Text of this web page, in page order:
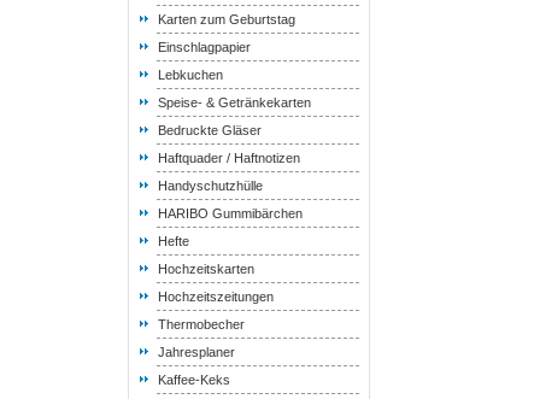
Karten zum Geburtstag
Einschlagpapier
Lebkuchen
Speise- & Getränkekarten
Bedruckte Gläser
Haftquader / Haftnotizen
Handyschutzhülle
HARIBO Gummibärchen
Hefte
Hochzeitskarten
Hochzeitszeitungen
Thermobecher
Jahresplaner
Kaffee-Keks